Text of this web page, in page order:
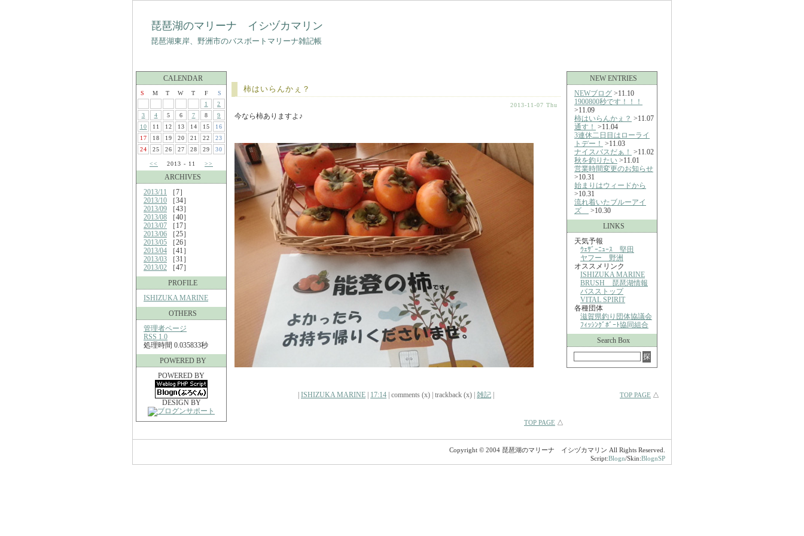
琵琶湖のマリーナ イシヅカマリン
琵琶湖東岸、野洲市のバスボートマリーナ雑記帳
CALENDAR
S M T W T F
S
1
2
3
4 5 6 7 8
9
10
11 12 13 14 15
16
17
18 19 20 21 22
23
24
25 26 27 28 29 30
<< 2013 - 11 >>
ARCHIVES
2013/11 ［7］
2013/10 ［34］
2013/09 ［43］
2013/08 ［40］
2013/07 ［17］
2013/06 ［25］
2013/05 ［26］
2013/04 ［41］
2013/03 ［31］
2013/02 ［47］
PROFILE
ISHIZUKA MARINE
OTHERS
管理者ページ
RSS 1.0
処理時間 0.035833秒
POWERED BY
POWERED BY
DESIGN BY
柿はいらんかぇ？
2013-11-07 Thu
今なら柿ありますよ♪
ISHIZUKA MARINE 17:14 | comments (x) | trackback (x) | 雑記
TOP PAGE △
NEW ENTRIES
NEWブログ >11.10
1900800秒です！！！
>11.09
柿はいらんかぇ？ >11.07
通す！ >11.04
3連休二日目はローライ
トデー！ >11.03
ナイスバスだぁ！ >11.02
秋を釣りたい >11.01
営業時間変更のお知らせ
>10.31
始まりはウィードから
>10.31
流れ着いたブルーアイ
ズ
>10.30
LINKS
天気予報
ｳｪｻﾞｰﾆｭｰｽ 堅田
ヤフー 野洲
オススメリンク
ISHIZUKA MARINE
BRUSH 琵琶湖情報
バスストップ
VITAL SPIRIT
各種団体
滋賀県釣り団体協議会
ﾌｨｯｼﾝｸﾞﾎﾞｰﾄ協同組合
Search Box
TOP PAGE △
Copyright © 2004 琵琶湖のマリーナ イシヅカマリン All Rights Reserved.
Script:Blogn/Skin:BlognSP